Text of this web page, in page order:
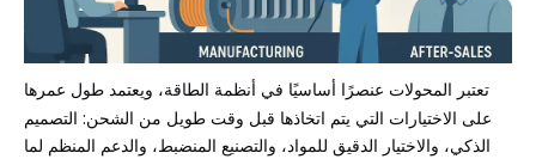
تعتبر المحولات عنصرًا أساسيًا في أنظمة الطاقة، ويعتمد طول عمرها
على الاختيارات التي يتم اتخاذها قبل وقت طويل من الشحن: التصميم
الذكي، والاختيار الدقيق للمواد، والتصنيع المنضبط، والدعم المنظم لما